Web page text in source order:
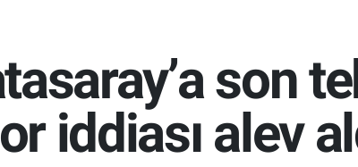
son
iddiası alev